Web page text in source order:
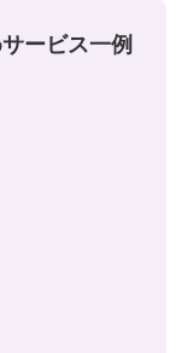
ービス一例